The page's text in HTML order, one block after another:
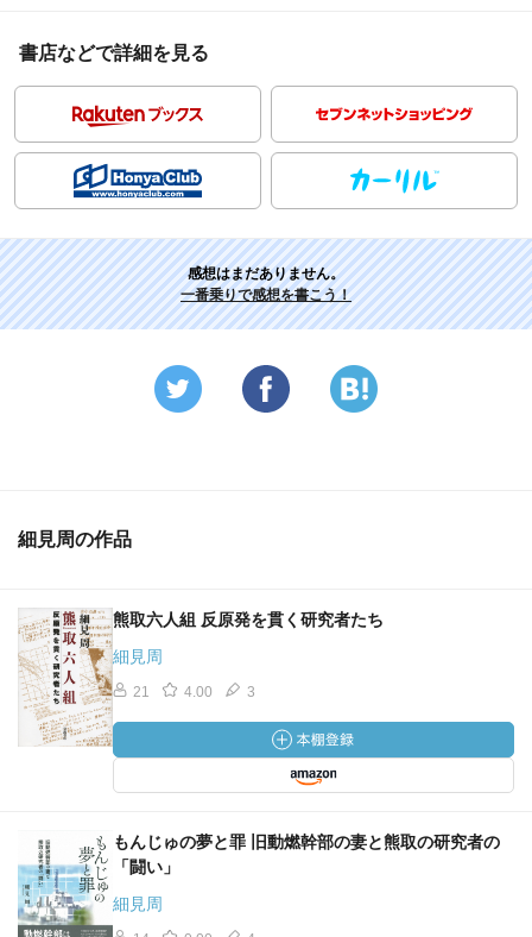
書店などで詳細を見る
感想はまだありません。
一番乗りで感想を書こう！
細見周の作品
熊取六人組 反原発を貫く研究者たち
細見周
21 4.00 3
もんじゅの夢と罪 旧動燃幹部の妻と熊取の研究者の
「闘い」
細見周